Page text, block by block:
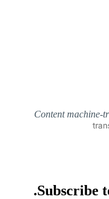
Subscribe